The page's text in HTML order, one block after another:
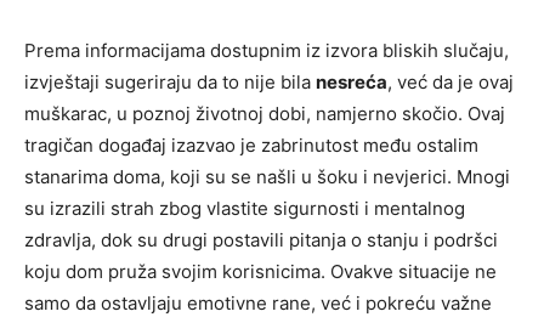
Prema informacijama dostupnim iz izvora bliskih slučaju,
izvještaji sugeriraju da to nije bila nesreća, već da je ovaj
muškarac, u poznoj životnoj dobi, namjerno skočio. Ovaj
tragičan događaj izazvao je zabrinutost među ostalim
stanarima doma, koji su se našli u šoku i nevjerici. Mnogi
su izrazili strah zbog vlastite sigurnosti i mentalnog
zdravlja, dok su drugi postavili pitanja o stanju i podršci
koju dom pruža svojim korisnicima. Ovakve situacije ne
samo da ostavljaju emotivne rane, već i pokreću važne